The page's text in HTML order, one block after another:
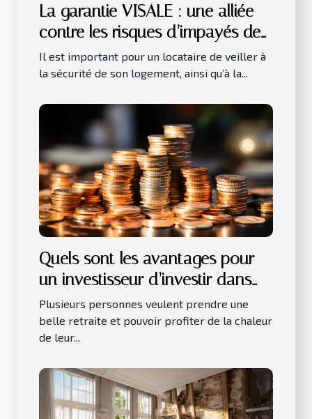
La garantie VISALE : une alliée
contre les risques d’impayés de
loyer
Il est important pour un locataire de veiller à
la sécurité de son logement, ainsi qu’à la...
Quels sont les avantages pour
un investisseur d’investir dans
les LMNP ?
Plusieurs personnes veulent prendre une
belle retraite et pouvoir profiter de la chaleur
de leur...